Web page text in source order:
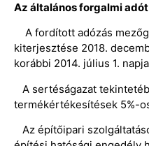
Az általános forgalmi
A fordított adózás
kiterjesztése 2018.
korábbi 2014. július 1.
A sertéságazat
termékértékesítések 5%-
Az építőipari